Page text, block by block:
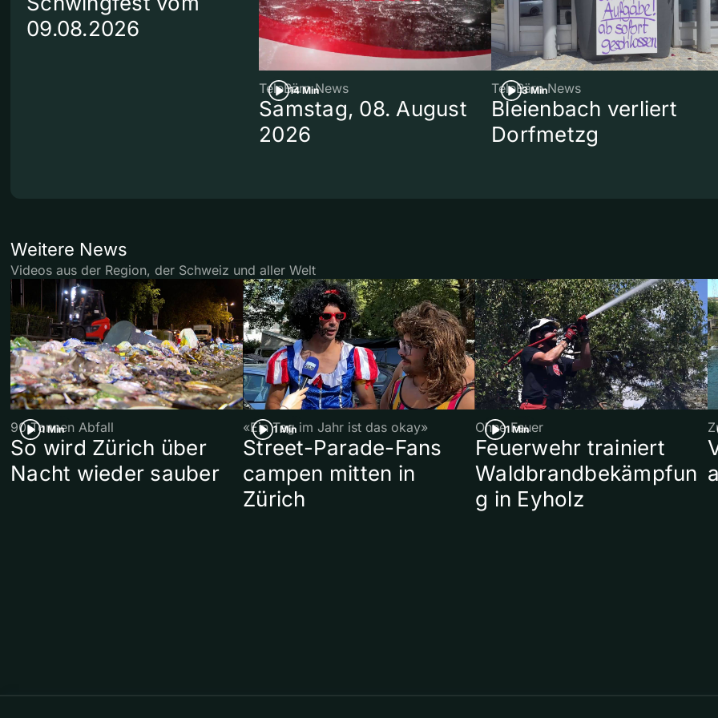
09.08.2026
14 Min
TeleBärn News
Samstag, 08. August
2026
3 Min
TeleBärn News
Bleienbach verliert
Dorfmetzg
Weitere News
Videos aus der Region, der Schweiz und aller Welt
1 Min
90 Tonnen Abfall
So wird Zürich über
Nacht wieder sauber
1 Min
«Ein Tag im Jahr ist das okay»
Street-Parade-Fans
campen mitten in
Zürich
1 Min
Ohne Feuer
Feuerwehr trainiert
Waldbrandbekämpfun
g in Eyholz